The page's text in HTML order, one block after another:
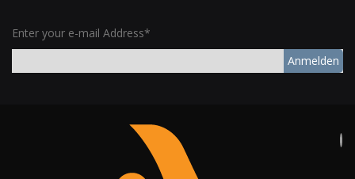
Enter your e-mail Address*
Anmelden